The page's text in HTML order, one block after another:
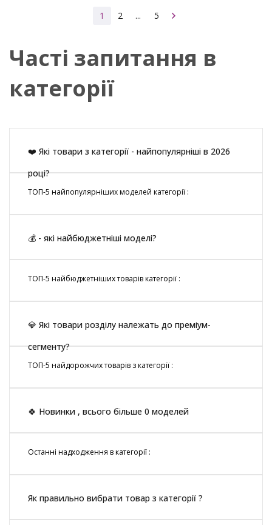
1 2 ... 5
Часті запитання в
категорії
❤️ Які товари з категорії - найпопулярніші в 2026
році?
ТОП-5 найпопулярніших моделей категорії :
💰 - які найбюджетніші моделі?
ТОП-5 найбюджетніших товарів категорії :
💎 Які товари розділу належать до преміум-
сегменту?
ТОП-5 найдорожчих товарів з категорії :
🍀 Новинки , всього більше 0 моделей
Останні надходження в категорії :
Як правильно вибрати товар з категорії ?